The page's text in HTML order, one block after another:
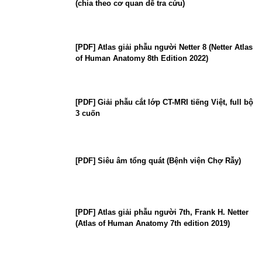
(chia theo cơ quan dễ tra cứu)
[PDF] Atlas giải phẫu người Netter 8 (Netter Atlas
of Human Anatomy 8th Edition 2022)
[PDF] Giải phẫu cắt lớp CT-MRI tiếng Việt, full bộ
3 cuốn
[PDF] Siêu âm tổng quát (Bệnh viện Chợ Rẫy)
[PDF] Atlas giải phẫu người 7th, Frank H. Netter
(Atlas of Human Anatomy 7th edition 2019)